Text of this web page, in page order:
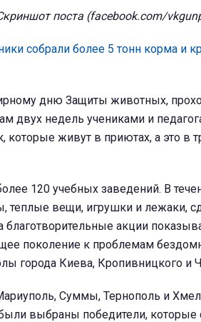
поста (facebook.com/
собрали более 5 тонн корма и
дню Защиты животных,
двух недель учениками и
живут в приютах, а это в
120 учебных заведений. В
теплые вещи, игрушки и лежаки,
благотворительные акции
поколение к проблемам
города Киева, Кропивницкого и
Суммы, Тернополь и
выбраны победители, которые